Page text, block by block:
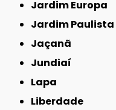
Jardim Europa
Jardim Paulista
Jaçanã
Jundiaí
Lapa
Liberdade